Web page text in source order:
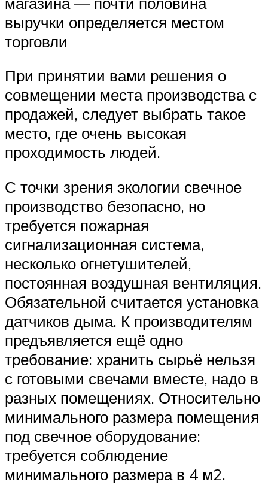
выручки определяется местом
торговли
При принятии вами решения о
совмещении места производства с
продажей, следует выбрать такое
место, где очень высокая
проходимость людей.
С точки зрения экологии свечное
производство безопасно, но
требуется пожарная
сигнализационная система,
несколько огнетушителей,
постоянная воздушная вентиляция.
Обязательной считается установка
датчиков дыма. К производителям
предъявляется ещё одно
требование: хранить сырьё нельзя
с готовыми свечами вместе, надо в
разных помещениях. Относительно
минимального размера помещения
под свечное оборудование:
требуется соблюдение
минимального размера в 4 м2.